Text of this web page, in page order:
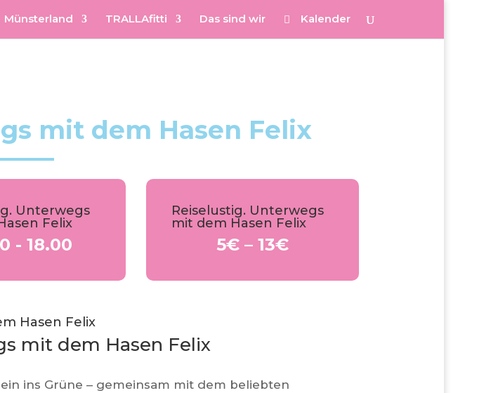
Münsterland TRALLAfitti Das sind wir Kalender
mit dem Hasen Felix
Unterwegs
Felix
- 18.00
Reiselustig. Unterwegs
mit dem Hasen Felix
5€ – 13€
Hasen Felix
mit dem Hasen Felix
ins Grüne – gemeinsam mit dem beliebten